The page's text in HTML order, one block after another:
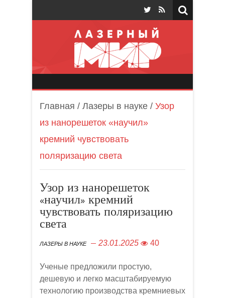
Главная / Лазеры в науке / Узор
из нанорешеток «научил»
кремний чувствовать
поляризацию света
Узор из нанорешеток
«научил» кремний
чувствовать поляризацию
света
ЛАЗЕРЫ В НАУКЕ 23.01.2025 40
Ученые предложили простую,
дешевую и легко масштабируемую
технологию производства кремниевых